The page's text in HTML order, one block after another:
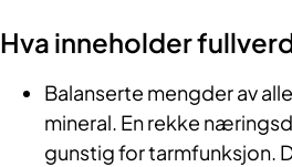
Hva inneholder
Balanserte mengder av
mineral. En rekke
gunstig for tarmfunksjon.